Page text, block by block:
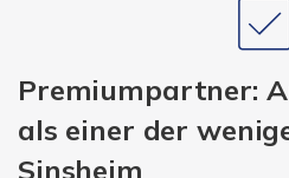
Premiumpartner:
als einer der
Sinsheim